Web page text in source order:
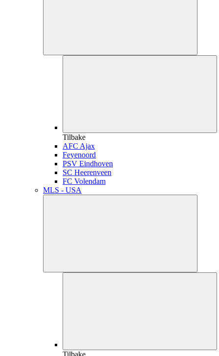
Tilbake
AFC Ajax
Feyenoord
PSV Eindhoven
SC Heerenveen
FC Volendam
MLS - USA
Tilbake